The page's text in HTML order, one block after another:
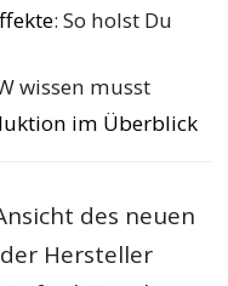
: So holst Du
wissen musst
im Überblick
des neuen
Hersteller